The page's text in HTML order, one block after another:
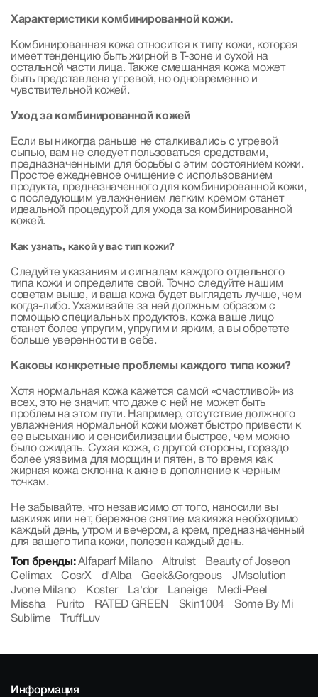
Характеристики комбинированной кожи.
Комбинированная кожа относится к типу кожи, которая
имеет тенденцию быть жирной в Т-зоне и сухой на
остальной части лица. Также смешанная кожа может
быть представлена ​​угревой, но одновременно и
чувствительной кожей.
Уход за комбинированной кожей
Если вы никогда раньше не сталкивались с угревой
сыпью, вам не следует пользоваться средствами,
предназначенными для борьбы с этим состоянием кожи.
Простое ежедневное очищение с использованием
продукта, предназначенного для комбинированной кожи,
с последующим увлажнением легким кремом станет
идеальной процедурой для ухода за комбинированной
кожей.
Как узнать, какой у вас тип кожи?
Следуйте указаниям и сигналам каждого отдельного
типа кожи и определите свой. Точно следуйте нашим
советам выше, и ваша кожа будет выглядеть лучше, чем
когда-либо. Ухаживайте за ней должным образом с
помощью специальных продуктов, кожа ваше лицо
станет более упругим, упругим и ярким, а вы обретете
больше уверенности в себе.
Каковы конкретные проблемы каждого типа кожи?
Хотя нормальная кожа кажется самой «счастливой» из
всех, это не значит, что даже с ней не может быть
проблем на этом пути. Например, отсутствие должного
увлажнения нормальной кожи может быстро привести к
ее высыханию и сенсибилизации быстрее, чем можно
было ожидать. Сухая кожа, с другой стороны, гораздо
более уязвима для морщин и пятен, в то время как
жирная кожа склонна к акне в дополнение к черным
точкам.
Не забывайте, что независимо от того, наносили вы
макияж или нет, бережное снятие макияжа необходимо
каждый день, утром и вечером, а крем, предназначенный
для вашего типа кожи, полезен каждый день.
Топ бренды: Alfaparf Milano Altruist
Beauty of Joseon
Celimax
CosrX d'Alba Geek&Gorgeous
JMsolution
Jvone Milano
Koster La'dor Laneige
Medi-Peel
Missha
Purito RATED GREEN Skin1004
Some By Mi
Sublime
TruffLuv
Информация